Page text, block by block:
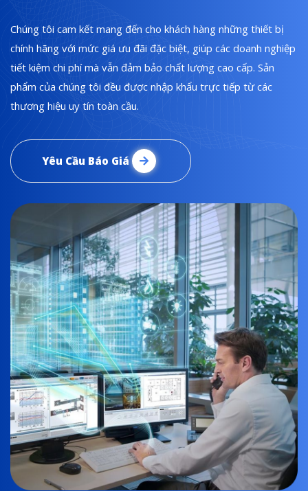
Chúng tôi cam kết mang đến cho khách hàng những thiết bị
chính hãng với mức giá ưu đãi đặc biệt, giúp các doanh nghiệp
tiết kiệm chi phí mà vẫn đảm bảo chất lượng cao cấp. Sản
phẩm của chúng tôi đều được nhập khẩu trực tiếp từ các
thương hiệu uy tín toàn cầu.
Yêu Cầu Báo Giá